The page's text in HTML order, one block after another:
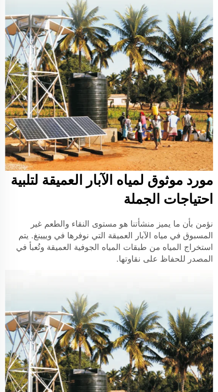
مورد موثوق لمياه الآبار العميقة لتلبية
احتياجات الجملة
نؤمن بأن ما يميز منشأتنا هو مستوى النقاء والطعم غير
المسبوق في مياه الآبار العميقة التي نوفرها في وييينغ. يتم
استخراج المياه من طبقات المياه الجوفية العميقة وتُعبأ في
المصدر للحفاظ على نقاوتها.